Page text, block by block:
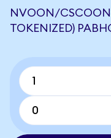
NVOON/
TOKENIZED)